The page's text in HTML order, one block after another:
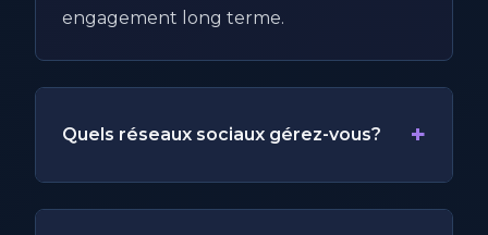
engagement long terme.
Quels réseaux sociaux gérez-vous? +